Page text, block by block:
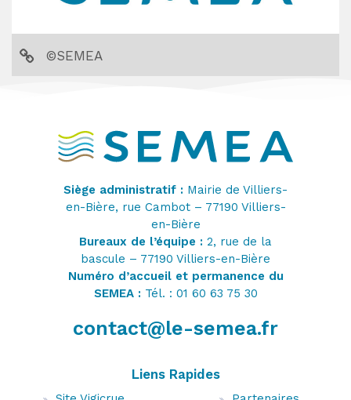
©SEMEA
Siège administratif : Mairie de Villiers-
en-Bière, rue Cambot – 77190 Villiers-
en-Bière
Bureaux de l’équipe : 2, rue de la
bascule – 77190 Villiers-en-Bière
Numéro d’accueil et permanence du
SEMEA : Tél. : 01 60 63 75 30
contact@le-semea.fr
Liens Rapides